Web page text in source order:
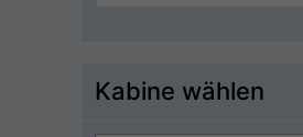
Kabine wählen